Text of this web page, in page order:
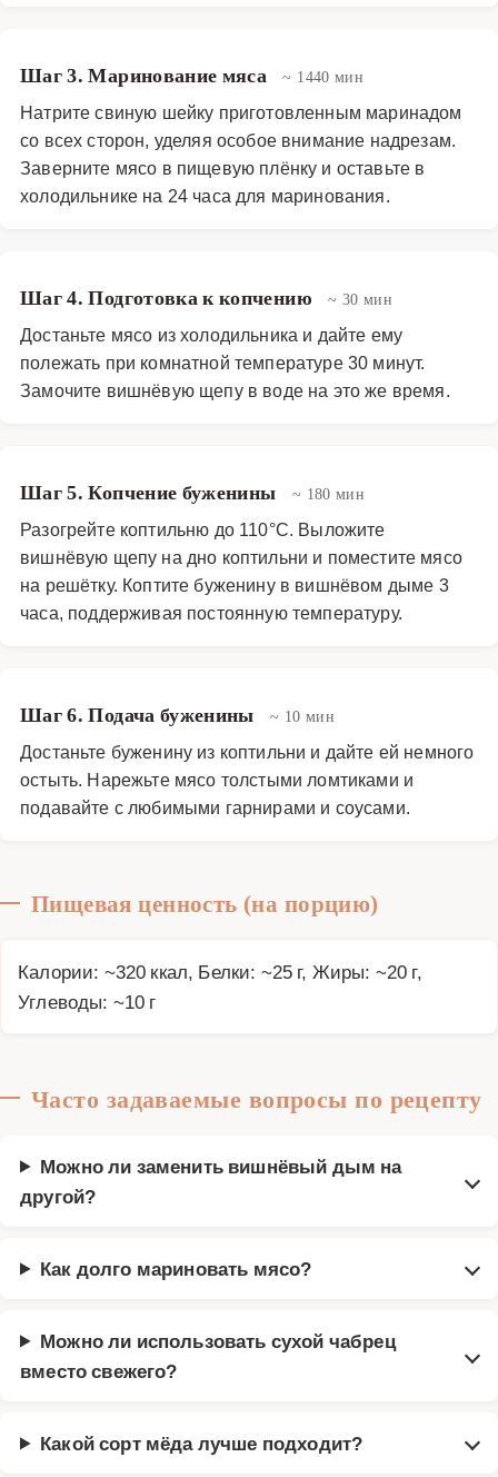
Шаг 3. Маринование мяса ~ 1440 мин
Натрите свиную шейку приготовленным маринадом
со всех сторон, уделяя особое внимание надрезам.
Заверните мясо в пищевую плёнку и оставьте в
холодильнике на 24 часа для маринования.
Шаг 4. Подготовка к копчению ~ 30 мин
Достаньте мясо из холодильника и дайте ему
полежать при комнатной температуре 30 минут.
Замочите вишнёвую щепу в воде на это же время.
Шаг 5. Копчение буженины ~ 180 мин
Разогрейте коптильню до 110°C. Выложите
вишнёвую щепу на дно коптильни и поместите мясо
на решётку. Коптите буженину в вишнёвом дыме 3
часа, поддерживая постоянную температуру.
Шаг 6. Подача буженины ~ 10 мин
Достаньте буженину из коптильни и дайте ей немного
остыть. Нарежьте мясо толстыми ломтиками и
подавайте с любимыми гарнирами и соусами.
Пищевая ценность (на порцию)
Калории: ~320 ккал, Белки: ~25 г, Жиры: ~20 г,
Углеводы: ~10 г
Часто задаваемые вопросы по рецепту
Можно ли заменить вишнёвый дым на
другой?
Как долго мариновать мясо?
Можно ли использовать сухой чабрец
вместо свежего?
Какой сорт мёда лучше подходит?